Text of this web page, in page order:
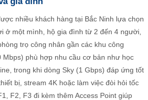
nhiều khách hàng tại Bắc Ninh lựa chọn
ở một mình, hộ gia đình từ 2 đến 4 người,
trọ công nhân gần các khu công
Mbps) phù hợp nhu cầu cơ bản như học
trong khi dòng Sky (1 Gbps) đáp ứng tốt
bị, stream 4K hoặc làm việc đòi hỏi tốc
F2, F3 đi kèm thêm Access Point giúp